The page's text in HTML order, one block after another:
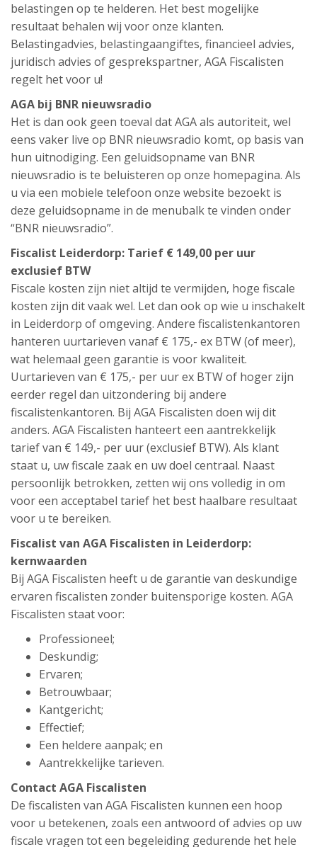
belastingen op te helderen. Het best mogelijke
resultaat behalen wij voor onze klanten.
Belastingadvies, belastingaangiftes, financieel advies,
juridisch advies of gesprekspartner, AGA Fiscalisten
regelt het voor u!
AGA bij BNR nieuwsradio
Het is dan ook geen toeval dat AGA als autoriteit, wel
eens vaker live op BNR nieuwsradio komt, op basis van
hun uitnodiging. Een geluidsopname van BNR
nieuwsradio is te beluisteren op onze homepagina. Als
u via een mobiele telefoon onze website bezoekt is
deze geluidsopname in de menubalk te vinden onder
“BNR nieuwsradio”.
Fiscalist Leiderdorp: Tarief € 149,00 per uur
exclusief BTW
Fiscale kosten zijn niet altijd te vermijden, hoge fiscale
kosten zijn dit vaak wel. Let dan ook op wie u inschakelt
in Leiderdorp of omgeving. Andere fiscalistenkantoren
hanteren uurtarieven vanaf € 175,- ex BTW (of meer),
wat helemaal geen garantie is voor kwaliteit.
Uurtarieven van € 175,- per uur ex BTW of hoger zijn
eerder regel dan uitzondering bij andere
fiscalistenkantoren. Bij AGA Fiscalisten doen wij dit
anders. AGA Fiscalisten hanteert een aantrekkelijk
tarief van € 149,- per uur (exclusief BTW). Als klant
staat u, uw fiscale zaak en uw doel centraal. Naast
persoonlijk betrokken, zetten wij ons volledig in om
voor een acceptabel tarief het best haalbare resultaat
voor u te bereiken.
Fiscalist van AGA Fiscalisten in Leiderdorp:
kernwaarden
Bij AGA Fiscalisten heeft u de garantie van deskundige
ervaren fiscalisten zonder buitensporige kosten. AGA
Fiscalisten staat voor:
Professioneel;
Deskundig;
Ervaren;
Betrouwbaar;
Kantgericht;
Effectief;
Een heldere aanpak; en
Aantrekkelijke tarieven.
Contact AGA Fiscalisten
De fiscalisten van AGA Fiscalisten kunnen een hoop
voor u betekenen, zoals een antwoord of advies op uw
fiscale vragen tot een begeleiding gedurende het hele